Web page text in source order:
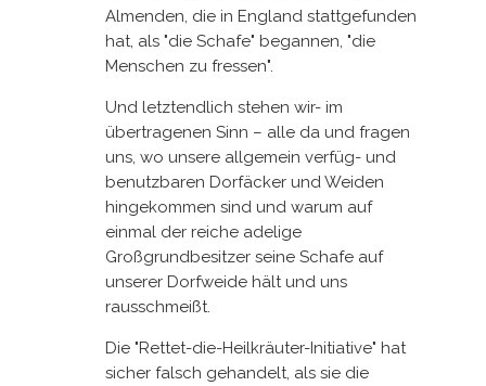
Almenden, die in England stattgefunden
hat, als "die Schafe" begannen, "die
Menschen zu fressen".
Und letztendlich stehen wir- im
übertragenen Sinn – alle da und fragen
uns, wo unsere allgemein verfüg- und
benutzbaren Dorfäcker und Weiden
hingekommen sind und warum auf
einmal der reiche adelige
Großgrundbesitzer seine Schafe auf
unserer Dorfweide hält und uns
rausschmeißt.
Die "Rettet-die-Heilkräuter-Initiative" hat
sicher falsch gehandelt, als sie die